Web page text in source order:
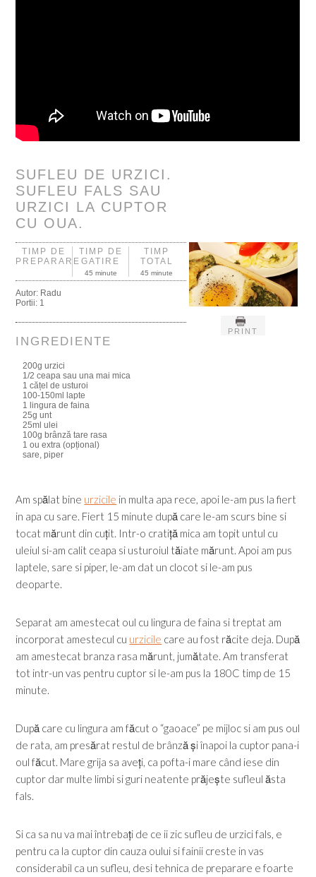
SUFLEU DE URZICI.
SUFLEU FALS SAU
URZICI LA CUPTOR
CU OUA.
PRINT
TIMP DE
PREPARARE
TIMP DE
GATIRE
45 minute
TIMP
TOTAL
45 minute
Autor: Radu
Portii: 1
INGREDIENTE
200g urzici
1/2 ceapa sau una mai mica
1 cățel de usturoi
100-150ml lapte
1 lingura de faina
25g unt
25ml ulei
100g brânză tare rasa
1 ou extra (opțional)
sare, piper
Am spălat bine urzicile in multa apa rece, apoi le-am pus la fiert
in apa cu sare. Fiert 15 minute după care le-am scurs bine si
tocat mărunt din cuțit. Intr-o cratiță mica am topit untul cu
uleiul si-am calit ceapa si usturoiul tăiate mărunt. Apoi am pus
laptele, sare si piper, le-am dat un clocot si le-am pus
deoparte.
Separat am amestecat oul cu lingura de faina si treptat am
incorporat amestecul cu urzicile care au fost răcite deja. După
am amestecat branza rasa mărunt, jumătate. Am transferat
tot intr-un vas pentru cuptor si le-am pus la 180C timp de 15
minute.
După care cu lingura am făcut o “gaoace” pe mijloc si am pus oul
de rata, am presărat restul de brânză și înapoi la cuptor pana-i
oul făcut. Mare grija sa aveți, ca pofta-i mare când iese din
cuptor dar multe limbi si guri neatente prăjește sufleul ăsta
fals.
Si ca sa nu va mai întrebați de ce ii zic sufleu de urzici fals, e
pentru ca la cuptor din cauza oului si fainii creste in vas
considerabil ca un sufleu, desi tehnica de preparare e foarte